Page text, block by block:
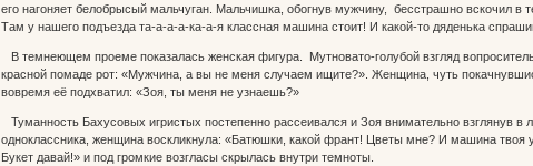
его нагоняет белобрысый мальчуган. Мальчишка, обогнув мужчину, бесстрашно вскочил
Там у нашего подъезда та-а-а-а-ка-а-я классная машина стоит! И какой-то дяденька
В темнеющем проеме показалась женская фигура. Мутновато-голубой взгляд
красной помаде рот: «Мужчина, а вы не меня случаем ищите?». Женщина, чуть
вовремя её подхватил: «Зоя, ты меня не узнаешь?»
Туманность Бахусовых игристых постепенно рассеивался и Зоя внимательно взглянув в
одноклассника, женщина воскликнула: «Батюшки, какой франт! Цветы мне? И машина твоя
Букет давай!» и под громкие возгласы скрылась внутри темноты.